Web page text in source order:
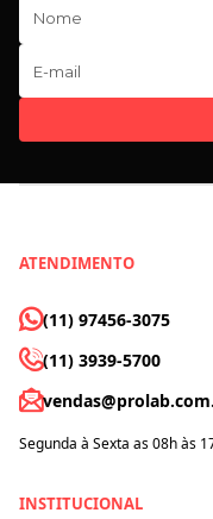
ATENDIMENTO
(11) 97456-3075
(11) 3939-5700
Segunda à Sexta as 08h às
INSTITUCIONAL